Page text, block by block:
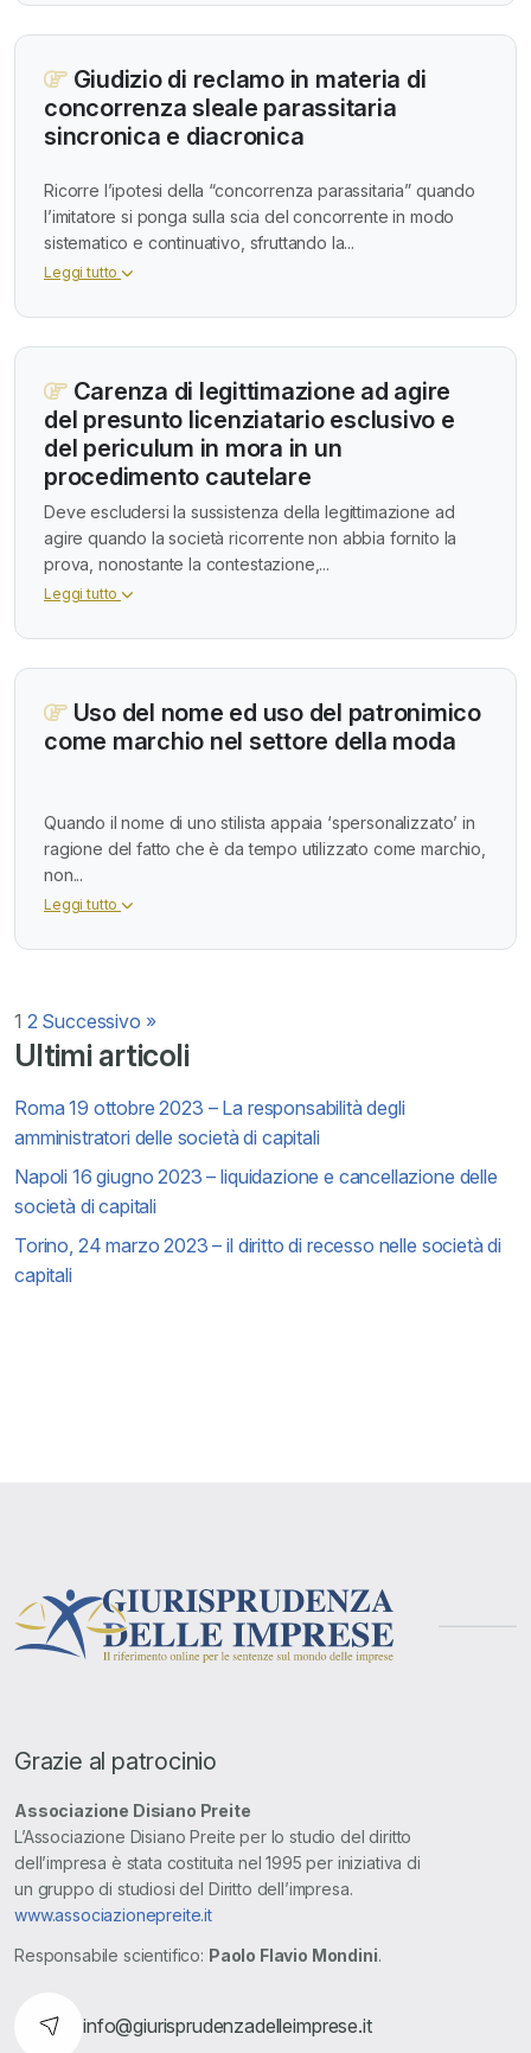
Ultimi articoli
Roma 19 ottobre 2023 – La responsabilità degli
amministratori delle società di capitali
Napoli 16 giugno 2023 – liquidazione e cancellazione delle
società di capitali
Torino, 24 marzo 2023 – il diritto di recesso nelle società di
capitali
Giudizio di reclamo in materia di
concorrenza sleale parassitaria
sincronica e diacronica
Ricorre l’ipotesi della “concorrenza parassitaria” quando
l’imitatore si ponga sulla scia del concorrente in modo
sistematico e continuativo, sfruttando la...
Leggi tutto
Carenza di legittimazione ad agire
del presunto licenziatario esclusivo e
del periculum in mora in un
procedimento cautelare
Deve escludersi la sussistenza della legittimazione ad
agire quando la società ricorrente non abbia fornito la
prova, nonostante la contestazione,...
Leggi tutto
Uso del nome ed uso del patronimico
come marchio nel settore della moda
Quando il nome di uno stilista appaia ‘spersonalizzato’ in
ragione del fatto che è da tempo utilizzato come marchio,
non...
Leggi tutto
Paginazione
degli
articoli
1 2 Successivo »
Grazie al patrocinio
Associazione Disiano Preite
L’Associazione Disiano Preite per lo studio del diritto
dell’impresa è stata costituita nel 1995 per iniziativa di
un gruppo di studiosi del Diritto dell’impresa.
www.associazionepreite.it
Responsabile scientifico: Paolo Flavio Mondini.
info@giurisprudenzadelleimprese.it